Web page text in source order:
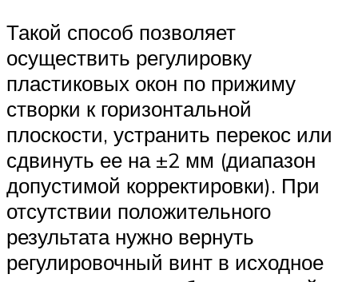
Такой способ позволяет
осуществить регулировку
пластиковых окон по прижиму
створки к горизонтальной
плоскости, устранить перекос или
сдвинуть ее на ±2 мм (диапазон
допустимой корректировки). При
отсутствии положительного
результата нужно вернуть
регулировочный винт в исходное